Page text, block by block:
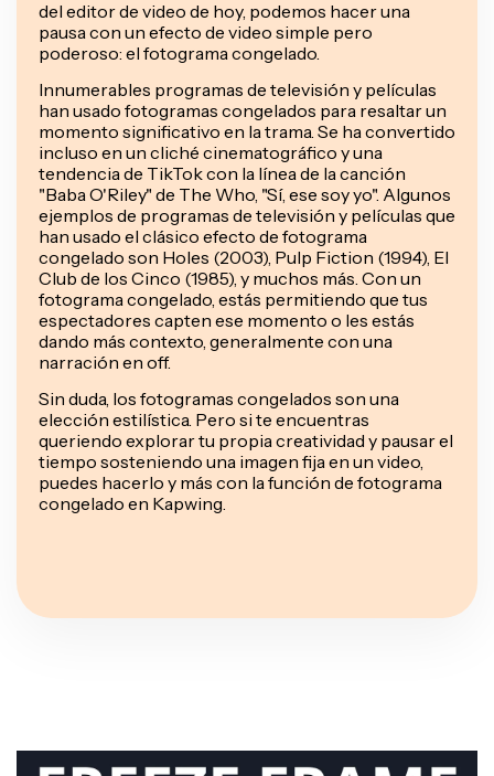
del editor de video de hoy, podemos hacer una
pausa con un efecto de video simple pero
poderoso: el fotograma congelado.
Innumerables programas de televisión y películas
han usado fotogramas congelados para resaltar un
momento significativo en la trama. Se ha convertido
incluso en un cliché cinematográfico y una
tendencia de TikTok con la línea de la canción
"Baba O'Riley" de The Who, "Sí, ese soy yo". Algunos
ejemplos de programas de televisión y películas que
han usado el clásico efecto de fotograma
congelado son Holes (2003), Pulp Fiction (1994), El
Club de los Cinco (1985), y muchos más. Con un
fotograma congelado, estás permitiendo que tus
espectadores capten ese momento o les estás
dando más contexto, generalmente con una
narración en off.
Sin duda, los fotogramas congelados son una
elección estilística. Pero si te encuentras
queriendo explorar tu propia creatividad y pausar el
tiempo sosteniendo una imagen fija en un video,
puedes hacerlo y más con la función de fotograma
congelado en Kapwing.